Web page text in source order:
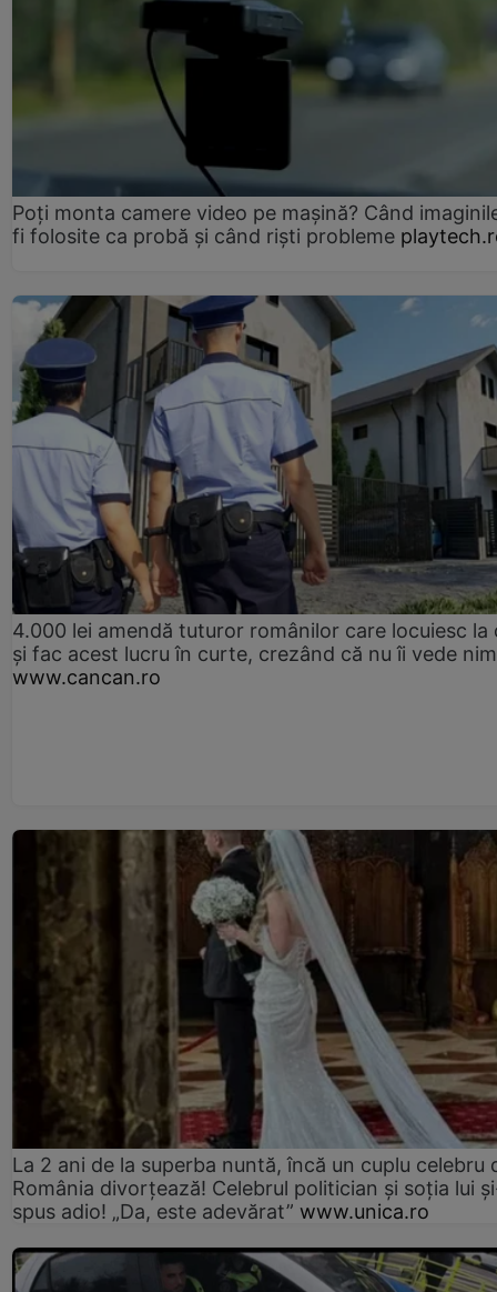
Poți monta camere video pe mașină? Când
fi folosite ca probă și când riști probleme
4.000 lei amendă tuturor românilor care locuiesc la
și fac acest lucru în curte, crezând că nu îi vede
www.cancan.ro
La 2 ani de la superba nuntă, încă un cuplu celebru
România divorțează! Celebrul politician și soția lui
spus adio! „Da, este adevărat” www.unica.ro